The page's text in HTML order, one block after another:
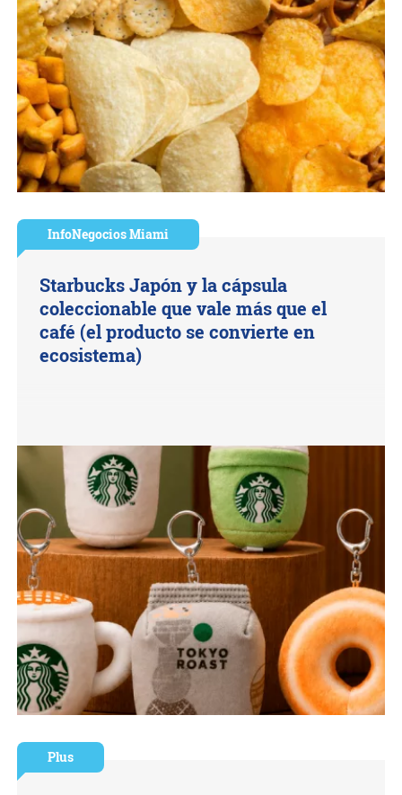
InfoNegocios Miami
Starbucks Japón y la cápsula
coleccionable que vale más que el
café (el producto se convierte en
ecosistema)
Plus